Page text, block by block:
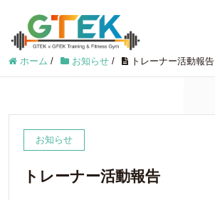
ホーム / お知らせ / トレーナー活動報告
お知らせ
トレーナー活動報告